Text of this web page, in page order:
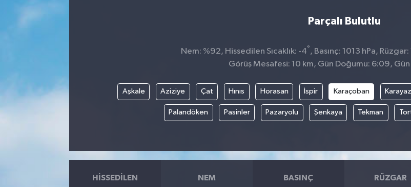
Parçalı Bulutlu
Nem: %92, Hissedilen Sıcaklık: -4° , Basınç: 1013 hPa,
Görüş Mesafesi: 10 km, Gün Doğumu: 6:09, Gün
Aşkale Aziziye Çat Hınıs Horasan İspir Karaçoban
Palandöken Pasinler Pazaryolu Şenkaya Tekman
HISSEDILEN NEM BASINÇ RÜZGAR
Manşet Haberi